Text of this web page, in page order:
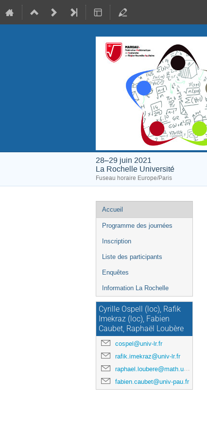
28–29 juin 2021
La Rochelle Université
Fuseau horaire Europe/Paris
Menu
de
l'événement
Accueil
Programme des journées
Inscription
Liste des participants
Enquêtes
Information La Rochelle
Cyrille Ospell (loc), Rafik
Imekraz (loc), Fabien
Caubet, Raphaël Loubère
cospel@univ-lr.fr
rafik.imekraz@univ-lr.fr
raphael.loubere@math.u-bordeaux.fr
fabien.caubet@univ-pau.fr